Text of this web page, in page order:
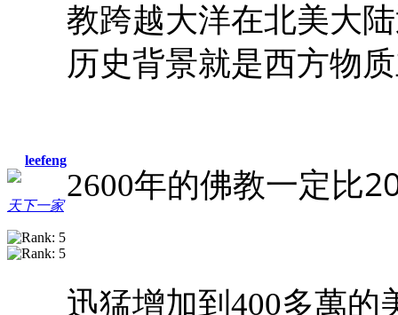
leefeng
天下一家
教跨越大洋在北美大
历史背景就是西方物
2600年的佛教一定比
迅猛增加到400多萬的